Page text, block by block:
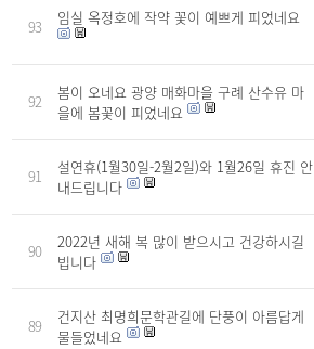
93 임실 옥정호에 작약 꽃이 예쁘게 피었네요
92
봄이 오네요 광양 매화마을 구례 산수유 마
을에 봄꽃이 피었네요
91
설연휴(1월30일-2월2일)와 1월26일 휴진 안
내드립니다
90
2022년 새해 복 많이 받으시고 건강하시길
빕니다
89
건지산 최명희문학관길에 단풍이 아름답게
물들었네요